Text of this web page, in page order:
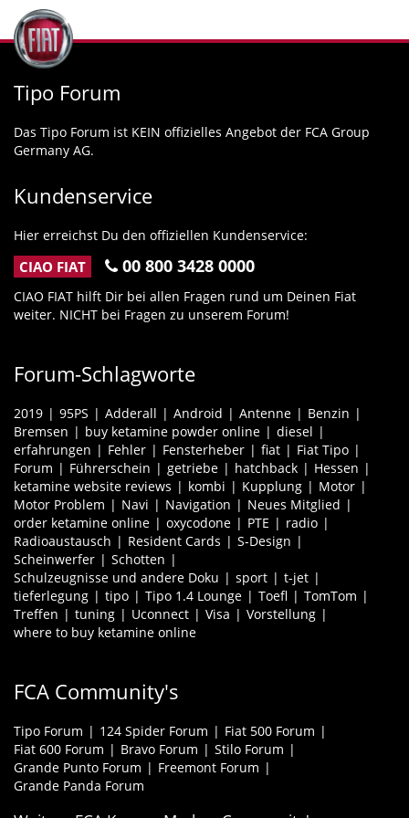
Tipo Forum
Das Tipo Forum ist KEIN offizielles Angebot der FCA Group
Germany AG.
Kundenservice
Hier erreichst Du den offiziellen Kundenservice:
CIAO FIAT 00 800 3428 0000
CIAO FIAT hilft Dir bei allen Fragen rund um Deinen Fiat
weiter. NICHT bei Fragen zu unserem Forum!
Forum-Schlagworte
2019 95PS Adderall Android Antenne
Benzin
Bremsen
buy ketamine powder online
diesel
erfahrungen
Fehler Fensterheber fiat
Fiat Tipo
Forum
Führerschein getriebe hatchback
Hessen
ketamine website reviews
kombi Kupplung
Motor
Motor Problem
Navi Navigation
Neues Mitglied
order ketamine online
oxycodone PTE
radio
Radioaustausch
Resident Cards
S-Design
Scheinwerfer
Schotten
Schulzeugnisse und andere Doku
sport
t-jet
tieferlegung
tipo Tipo 1.4 Lounge Toefl
TomTom
Treffen
tuning Uconnect Visa
Vorstellung
where to buy ketamine online
FCA Community's
Tipo Forum 124 Spider Forum
Fiat 500 Forum
Fiat 600 Forum
Bravo Forum
Stilo Forum
Grande Punto Forum
Freemont Forum
Grande Panda Forum